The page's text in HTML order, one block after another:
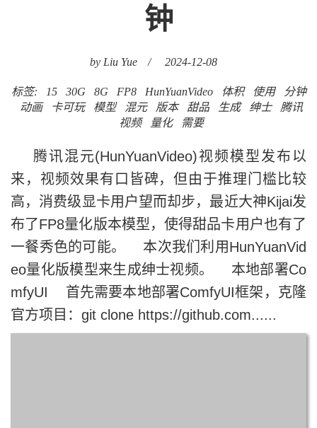
钟
by Liu Yue / 2024-12-08
标签: 15 30G 8G FP8 HunYuanVideo 体积 使用
分钟
动画
卡可玩 模型 混元 版本 甜品 生成 绅士
腾讯
视频
量化 需要
腾讯混元(HunYuanVideo)视频模型发布以
来，视频效果有口皆碑，但由于推理门槛比较
高，消费级显卡用户望而却步，最近大神Kijai发
布了FP8量化版本模型，使得甜品卡用户也有了
一餐秀色的可能。 本次我们利用HunYuanVid
eo量化版模型来生成绅士视频。 本地部署Co
mfyUI 首先需要本地部署ComfyUI框架，克隆
官方项目：git clone https://github.com......